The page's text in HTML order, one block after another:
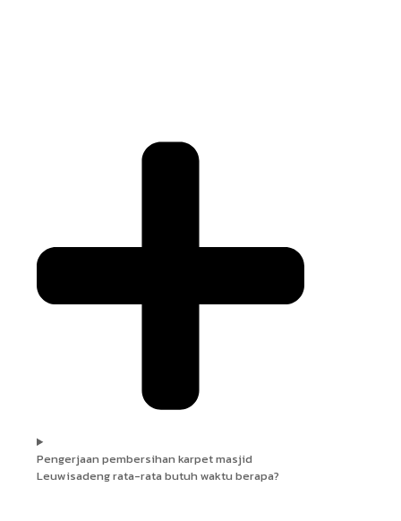
Pengerjaan pembersihan karpet masjid
Leuwisadeng rata-rata butuh waktu berapa?